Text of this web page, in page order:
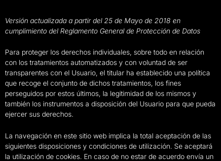
Versión actualizada a partir del 25 de Mayo de 2018 en
cumplimiento del Reglamento General de Protección de Datos
Para proteger los derechos individuales, sobre todo en relación
con los tratamientos automatizados y con voluntad de ser
transparentes con el Usuario, el titular ha establecido una política
que recoge el conjunto de dichos tratamientos, los fines
perseguidos por estos últimos, la legitimidad de los mismos y
también los instrumentos a disposición del Usuario para que pueda
ejercer sus derechos.
La navegación en este sitio web implica la total aceptación de las
siguientes disposiciones y condiciones de utilización. Se aceptará
la utilización de cookies. En caso de no estar de acuerdo envía un